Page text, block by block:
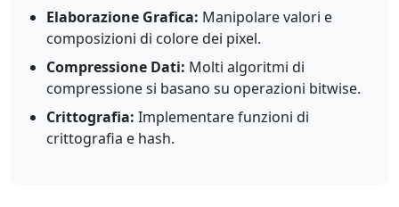
Elaborazione Grafica: Manipolare valori e
composizioni di colore dei pixel.
Compressione Dati: Molti algoritmi di
compressione si basano su operazioni bitwise.
Crittografia: Implementare funzioni di
crittografia e hash.